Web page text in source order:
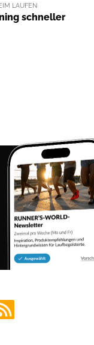
LAUFEN
schneller